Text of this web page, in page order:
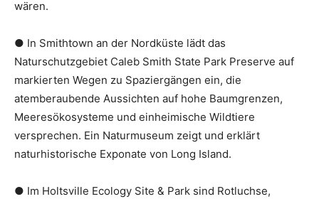
wären.
● In Smithtown an der Nordküste lädt das
Naturschutzgebiet Caleb Smith State Park Preserve auf
markierten Wegen zu Spaziergängen ein, die
atemberaubende Aussichten auf hohe Baumgrenzen,
Meeresökosysteme und einheimische Wildtiere
versprechen. Ein Naturmuseum zeigt und erklärt
naturhistorische Exponate von Long Island.
● Im Holtsville Ecology Site & Park sind Rotluchse,